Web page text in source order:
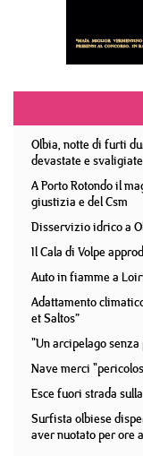
Olbia, notte di furti
devastate e svaligiate
A Porto Rotondo il
giustizia e del Csm
Disservizio idrico a
Il Cala di Volpe
Auto in fiamme a
Adattamento
et Saltos”
"Un arcipelago
Nave merci
Esce fuori strada
Surfista olbiese
aver nuotato per ore